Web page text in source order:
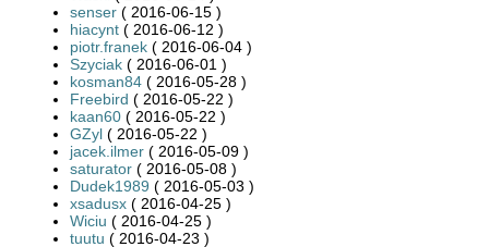
senser ( 2016-06-15 )
hiacynt ( 2016-06-12 )
piotr.franek ( 2016-06-04 )
Szyciak ( 2016-06-01 )
kosman84 ( 2016-05-28 )
Freebird ( 2016-05-22 )
kaan60 ( 2016-05-22 )
GZyl ( 2016-05-22 )
jacek.ilmer ( 2016-05-09 )
saturator ( 2016-05-08 )
Dudek1989 ( 2016-05-03 )
xsadusx ( 2016-04-25 )
Wiciu ( 2016-04-25 )
tuutu ( 2016-04-23 )